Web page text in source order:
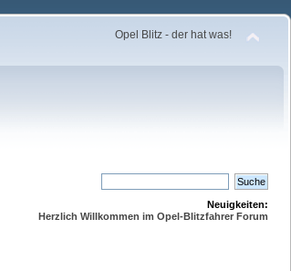
Opel Blitz - der hat was!
Neuigkeiten:
Herzlich Willkommen im Opel-Blitzfahrer Forum